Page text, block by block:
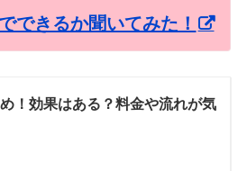
できるか聞いてみた！
！効果はある？料金や流れが気